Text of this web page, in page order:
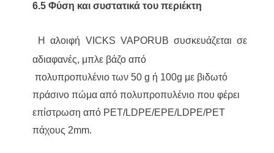
6.5 Φύση και συστατικά του περιέκτη
Η αλοιφή VICKS VAPORUB συσκευάζεται σε
αδιαφανές, μπλε βάζο από
πολυπροπυλένιο των 50 g ή 100g με βιδωτό
πράσινο πώμα από πολυπροπυλένιο που φέρει
επίστρωση από PET/LDPE/EPE/LDPE/PET
πάχους 2mm.